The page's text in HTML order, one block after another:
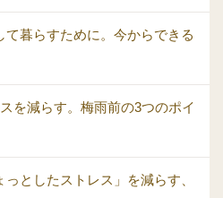
て暮らすために。今からできる
を減らす。梅雨前の3つのポイ
っとしたストレス」を減らす、